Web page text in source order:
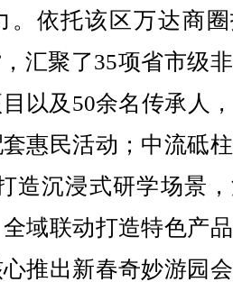
。依托该区万达商
汇聚了35项省市级
以及50余名传承人
惠民活动；中流砥
造沉浸式研学场景
域联动打造特色产
推出新春奇妙游园